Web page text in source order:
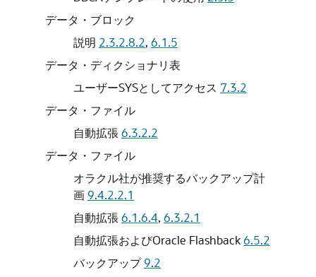
データ・ブロック
説明 2.3.2.8.2, 6.1.5
データ・ディクショナリ表
ユーザーSYSとしてアクセス 7.3.2
データ・ファイル
自動拡張6.3.2.2
データ・ファイル
オラクル社が推奨するバックアップ計
画 9.4.2.2.1
自動拡張6.1.6.4, 6.3.2.1
自動拡張およびOracle Flashback6.5.2
バックアップ9.2